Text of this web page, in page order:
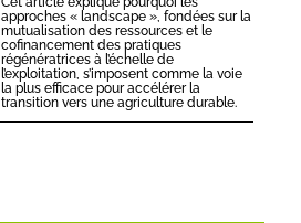
approches « landscape », fondées sur la
mutualisation des ressources et le
cofinancement des pratiques
régénératrices à l’échelle de
l’exploitation, s’imposent comme la voie
la plus efficace pour accélérer la
transition vers une agriculture durable.